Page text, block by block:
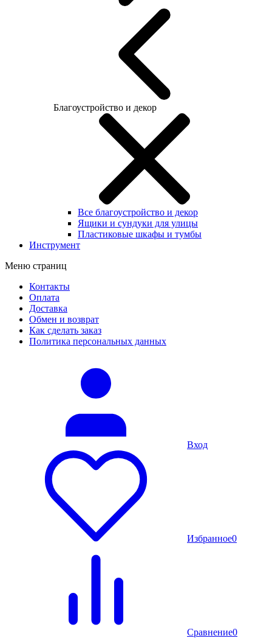
Благоустройство и декор
Все благоустройство и декор
Ящики и сундуки для улицы
Пластиковые шкафы и тумбы
Инструмент
Меню страниц
Контакты
Оплата
Доставка
Обмен и возврат
Как сделать заказ
Политика персональных данных
Вход
Избранное0
Сравнение0